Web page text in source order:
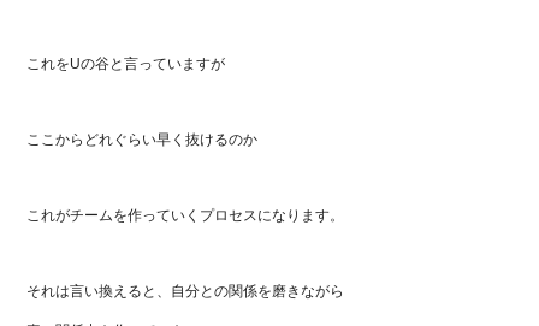
これをUの谷と言っていますが
ここからどれぐらい早く抜けるのか
これがチームを作っていくプロセスになります。
それは言い換えると、自分との関係を磨きながら